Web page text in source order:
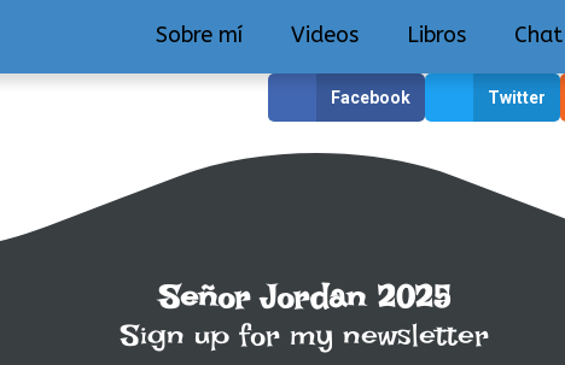
Sobre mí Videos Libros Chat
Facebook Twitter
Señor Jordan 2025
Sign up for my newsletter